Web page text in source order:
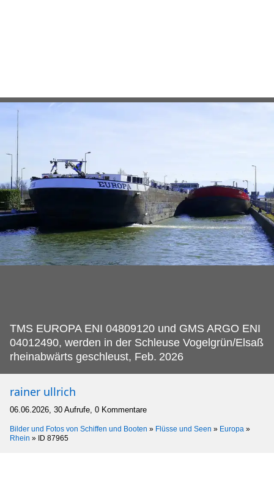
TMS EUROPA ENI 04809120 und GMS ARGO ENI
04012490, werden in der Schleuse Vogelgrün/Elsaß
rheinabwärts geschleust, Feb. 2026
rainer ullrich
06.06.2026, 30 Aufrufe, 0 Kommentare
Bilder und Fotos von Schiffen und Booten » Flüsse und Seen » Europa »
Rhein » ID 87965